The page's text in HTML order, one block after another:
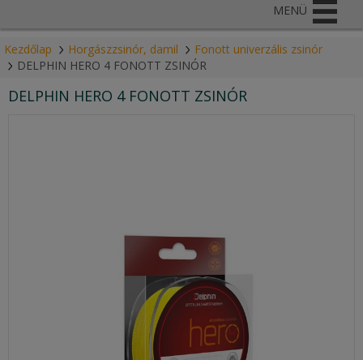
MENÜ
Kezdőlap Horgászzsinór, damil
Fonott univerzális zsinór
DELPHIN HERO 4 FONOTT ZSINÓR
DELPHIN HERO 4 FONOTT ZSINÓR